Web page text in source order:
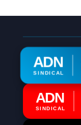
ADN
SINDICAL
ADN
SINDICAL